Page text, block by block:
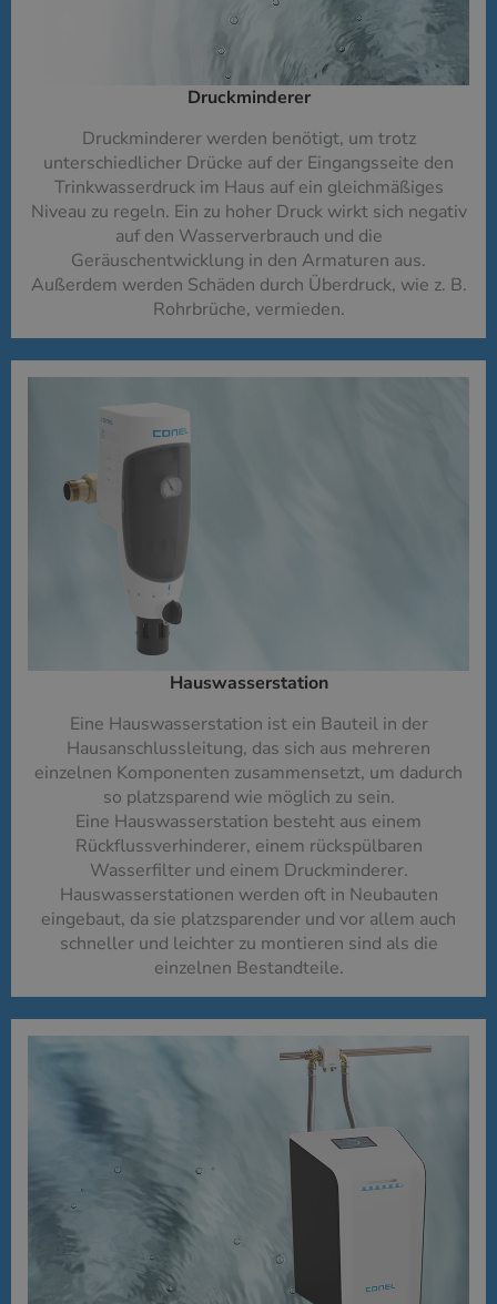
Druckminderer​
Druckminderer werden benötigt, um trotz
unterschiedlicher Drücke auf der Eingangsseite den
Trinkwasserdruck im Haus auf ein gleichmäßiges
Niveau zu regeln. Ein zu hoher Druck wirkt sich negativ
auf den Wasserverbrauch und die
Geräuschentwicklung in den Armaturen aus.
Außerdem werden Schäden durch Überdruck, wie z. B.
Rohrbrüche, vermieden.
Hauswasserstation
Eine Hauswasserstation ist ein Bauteil in der
Hausanschlussleitung, das sich aus mehreren
einzelnen Komponenten zusammensetzt, um dadurch
so platzsparend wie möglich zu sein.
Eine Hauswasserstation besteht aus einem
Rückflussverhinderer, einem rückspülbaren
Wasserfilter und einem Druckminderer.
Hauswasserstationen werden oft in Neubauten
eingebaut, da sie platzsparender und vor allem auch
schneller und leichter zu montieren sind als die
einzelnen Bestandteile.